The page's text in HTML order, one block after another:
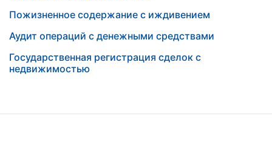
Пожизненное содержание с иждивением
Аудит операций с денежными средствами
Государственная регистрация сделок с
недвижимостью